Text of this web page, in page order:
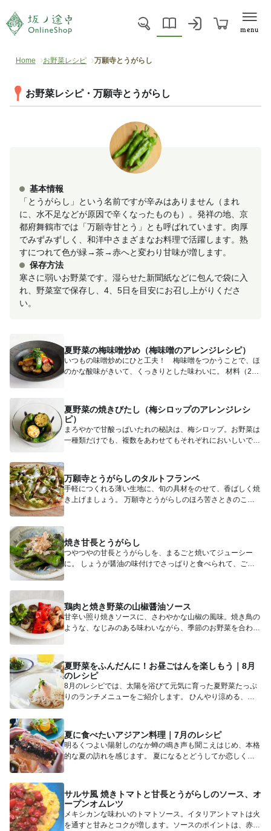
menu
Home お野菜レシピ 万願寺とうがらし
お野菜レシピ・万願寺とうがらし
基本情報
「とうがらし」という名前ですが辛みはありません（まれ
に、水不足などが原因で辛くなったものも）。発祥の地、京
都府舞鶴市では「万願寺甘とう」とも呼ばれています。肉厚
でみずみずしく、和洋中さまざまなお料理で活躍します。熟
すにつれて色が緑→茶→赤へと変わり甘味が増します。
保存方法
寒さに弱いお野菜です。湿らせた新聞紙などに包んで袋に入
れ、野菜室で保存し、4、5日を目安にお召し上がりくださ
い。
夏野菜の梅味噌炒め（梅味噌のアレンジレシピ）
いつもの味噌炒めにひと工夫！ 梅味噌をつかうことで、ほ
のかな酸味がきいて、くっきりとした味わいに。 材料（2人
夏野菜の焼きびたし（梅シロップのアレンジレシ
ピ）
まろやかで甘酸っぱいたれの秘訣は、梅シロップ。お野菜は
一種類だけでも、複数をあわせてもそれぞれにおいしいで
万願寺とうがらしのタルトフランベ
手軽につくれる薄い生地に、旬の具材をのせて、香ばしく焼
き上げましょう。 万願寺とうがらしのほろ苦さときのこの
うまみがマ...
焼き甘長とうがらし
つやつやの甘長とうがらしを、まるごと焼いてジューシー
に。 しょうが醤油の味付けでさっぱりと食べられて、ご飯
やお酒もすす...
鶏肉と焼き野菜の山椒醤油ソース
甘辛い照り焼きソースに、さわやかな山椒の風味。焼き鳥の
ような、なじみのある味わいながら、季節のお野菜を合わせ
夏野菜をふんだんに！お昼ごはんを楽しもう｜8月
のレシピ
8月のレシピでは、太陽を浴びて元気に育った夏野菜たっぷ
りのランチメニューをご紹介します。 ひんやり涼める、ト
マトシャー...
夏に食べたいアジアン料理｜7月のレシピ
明るくつよい陽射しのなか蝉の鳴き声も聞こえはじめ、本格
的な夏の訪れを感じます。 夏になるとどうしてか恋しくな
るのが、ス...
サルサ風 焼きトマトと甘長とうがらしのソース、オ
ープンオムレツ
メキシカンな味わいのトマトソース。イタリアントマトは火
を通すと甘みとコクが増します。ソースのポイントは、赤玉